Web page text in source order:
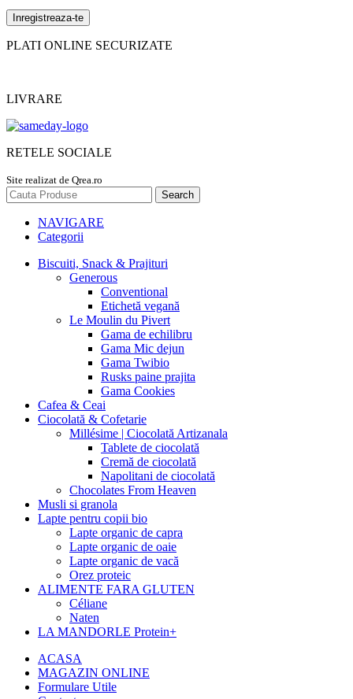
PLATI ONLINE SECURIZATE
LIVRARE
RETELE SOCIALE
Site realizat de Qrea.ro
Search
NAVIGARE
Categorii
Biscuiti, Snack & Prajituri
Generous
Conventional
Etichetă vegană
Le Moulin du Pivert
Gama de echilibru
Gama Mic dejun
Gama Twibio
Rusks paine prajita
Gama Cookies
Cafea & Ceai
Ciocolată & Cofetarie
Millésime | Ciocolată Artizanala
Tablete de ciocolată
Cremă de ciocolată
Napolitani de ciocolată
Chocolates From Heaven
Musli si granola
Lapte pentru copii bio
Lapte organic de capra
Lapte organic de oaie
Lapte organic de vacă
Orez proteic
ALIMENTE FARA GLUTEN
Céliane
Naten
LA MANDORLE Protein+
ACASA
MAGAZIN ONLINE
Formulare Utile